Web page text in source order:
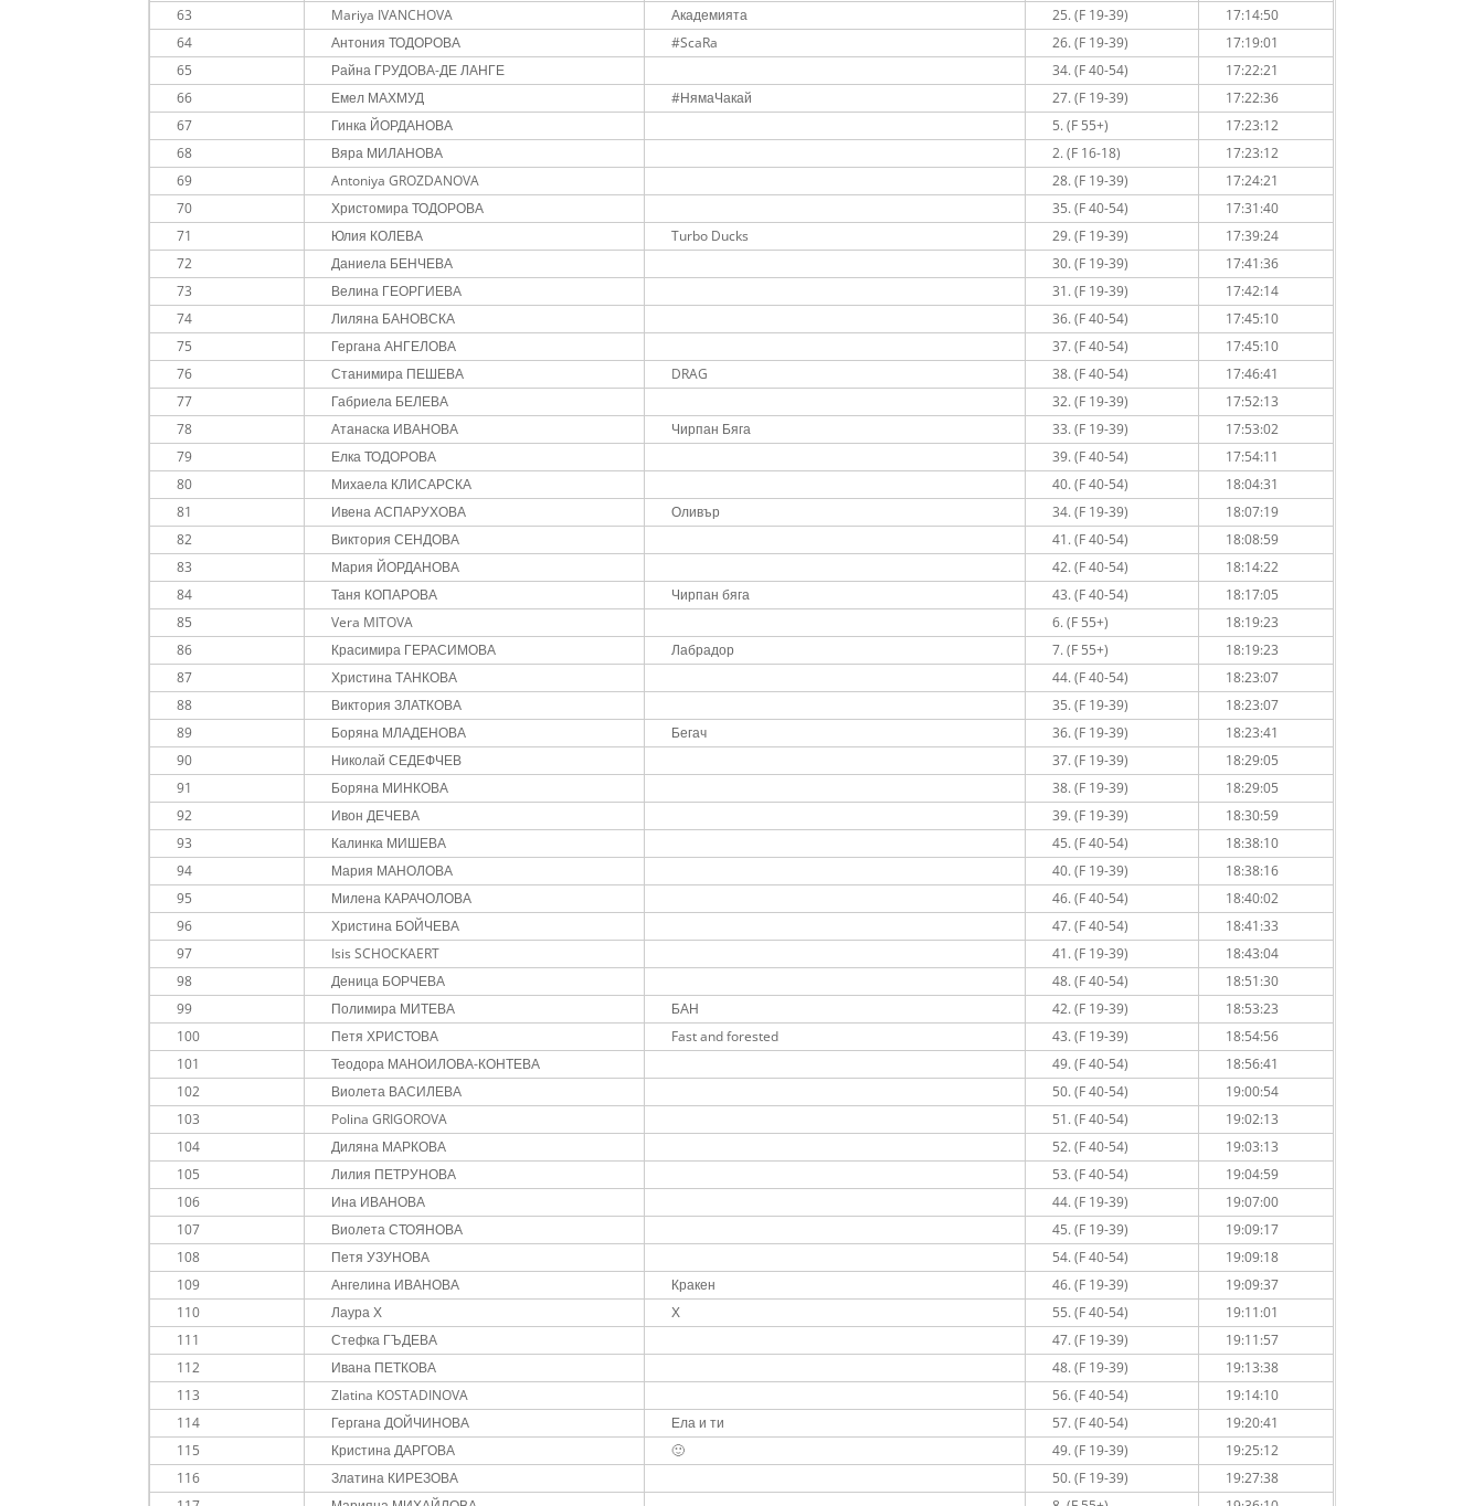
63
Mariya IVANCHOVA Академията 25. (F 19-39)
17:14:50
64
Антония ТОДОРОВА #ScaRa 26. (F 19-39)
17:19:01
65
Райна ГРУДОВА-ДЕ ЛАНГЕ 34. (F 40-54)
17:22:21
66
Емел МАХМУД #НямаЧакай 27. (F 19-39)
17:22:36
67
Гинка ЙОРДАНОВА 5. (F 55+)
17:23:12
68
Вяра МИЛАНОВА 2. (F 16-18)
17:23:12
69
Antoniya GROZDANOVA 28. (F 19-39)
17:24:21
70
Христомира ТОДОРОВА 35. (F 40-54)
17:31:40
71
Юлия КОЛЕВА Turbo Ducks 29. (F 19-39)
17:39:24
72
Даниела БЕНЧЕВА 30. (F 19-39)
17:41:36
73
Велина ГЕОРГИЕВА 31. (F 19-39)
17:42:14
74
Лиляна БАНОВСКА 36. (F 40-54)
17:45:10
75
Гергана АНГЕЛОВА 37. (F 40-54)
17:45:10
76
Станимира ПЕШЕВА DRAG 38. (F 40-54)
17:46:41
77
Габриела БЕЛЕВА 32. (F 19-39)
17:52:13
78
Атанаска ИВАНОВА Чирпан Бяга 33. (F 19-39)
17:53:02
79
Елка ТОДОРОВА 39. (F 40-54)
17:54:11
80
Михаела КЛИСАРСКА 40. (F 40-54)
18:04:31
81
Ивена АСПАРУХОВА Оливър 34. (F 19-39)
18:07:19
82
Виктория СЕНДОВА 41. (F 40-54)
18:08:59
83
Мария ЙОРДАНОВА 42. (F 40-54)
18:14:22
84
Таня КОПАРОВА Чирпан бяга 43. (F 40-54)
18:17:05
85
Vera MITOVA 6. (F 55+)
18:19:23
86
Красимира ГЕРАСИМОВА Лабрадор 7. (F 55+)
18:19:23
87
Христина ТАНКОВА 44. (F 40-54)
18:23:07
88
Виктория ЗЛАТКОВА 35. (F 19-39)
18:23:07
89
Боряна МЛАДЕНОВА Бегач 36. (F 19-39)
18:23:41
90
Николай СЕДЕФЧЕВ 37. (F 19-39)
18:29:05
91
Боряна МИНКОВА 38. (F 19-39)
18:29:05
92
Ивон ДЕЧЕВА 39. (F 19-39)
18:30:59
93
Калинка МИШЕВА 45. (F 40-54)
18:38:10
94
Мария МАНОЛОВА 40. (F 19-39)
18:38:16
95
Милена КАРАЧОЛОВА 46. (F 40-54)
18:40:02
96
Христина БОЙЧЕВА 47. (F 40-54)
18:41:33
97
Isis SCHOCKAERT 41. (F 19-39)
18:43:04
98
Деница БОРЧЕВА 48. (F 40-54)
18:51:30
99
Полимира МИТЕВА БАН 42. (F 19-39)
18:53:23
100
Петя ХРИСТОВА Fast and forested 43. (F 19-39)
18:54:56
101
Теодора МАНОИЛОВА-КОНТЕВА 49. (F 40-54)
18:56:41
102
Виолета ВАСИЛЕВА 50. (F 40-54)
19:00:54
103
Polina GRIGOROVA 51. (F 40-54)
19:02:13
104
Диляна МАРКОВА 52. (F 40-54)
19:03:13
105
Лилия ПЕТРУНОВА 53. (F 40-54)
19:04:59
106
Ина ИВАНОВА 44. (F 19-39)
19:07:00
107
Виолета СТОЯНОВА 45. (F 19-39)
19:09:17
108
Петя УЗУНОВА 54. (F 40-54)
19:09:18
109
Ангелина ИВАНОВА Кракен 46. (F 19-39)
19:09:37
110
Лаура Х Х 55. (F 40-54)
19:11:01
111
Стефка ГЪДЕВА 47. (F 19-39)
19:11:57
112
Ивана ПЕТКОВА 48. (F 19-39)
19:13:38
113
Zlatina KOSTADINOVA 56. (F 40-54)
19:14:10
114
Гергана ДОЙЧИНОВА Ела и ти 57. (F 40-54)
19:20:41
115
Кристина ДАРГОВА 🙂 49. (F 19-39)
19:25:12
116
Златина КИРЕЗОВА 50. (F 19-39)
19:27:38